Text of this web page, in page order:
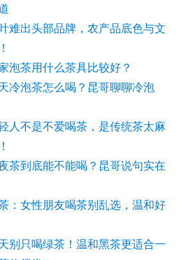
难出头部品牌，农产品底色与文
泡茶用什么茶具比较好？
冷泡茶怎么喝？昆哥聊聊冷泡
人不是不爱喝茶，是传统茶太麻
茶到底能不能喝？昆哥说句实在
：女性朋友喝茶别乱选，温和好
别只喝绿茶！温和黑茶更适合一